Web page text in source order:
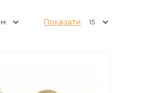
Показати